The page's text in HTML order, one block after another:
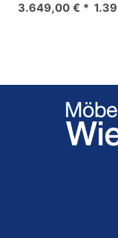
3.649,00 € *